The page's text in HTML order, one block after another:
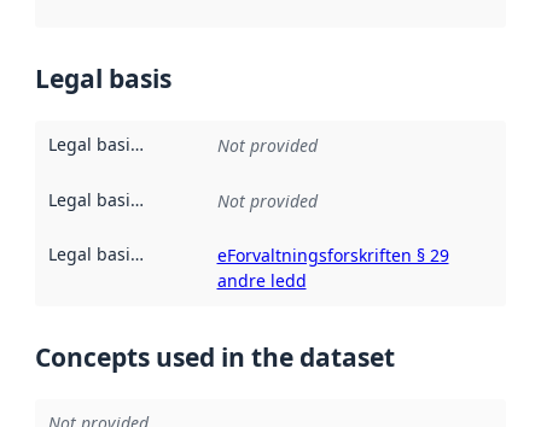
Legal basis
Legal basis for access :
Not provided
Legal basis for processing :
Not provided
Legal basis for restriction :
eForvaltningsforskriften § 29
andre ledd
Concepts used in the dataset